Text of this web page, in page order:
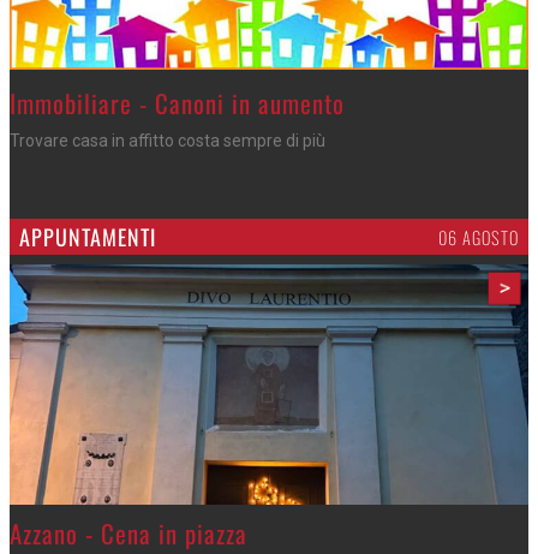
>Immobiliare - Canoni in aumento
Trovare casa in affitto costa sempre di più
APPUNTAMENTI 06 AGOSTO
>
Gli appuntamenti fino a sabato